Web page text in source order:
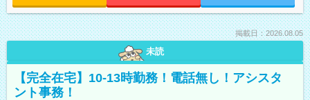
掲載日：2026.08.05
未読
【完全在宅】10-13時勤務！電話無し！アシスタ
ント事務！